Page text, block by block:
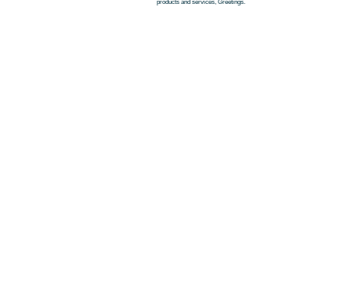
products and services, Greetings.